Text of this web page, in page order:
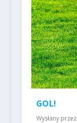
GOL!
Wysłany przez